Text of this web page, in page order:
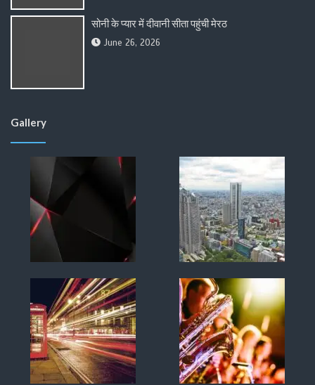
सोनी के प्यार में दीवानी सीता पहुंची मेरठ
June 26, 2026
Gallery